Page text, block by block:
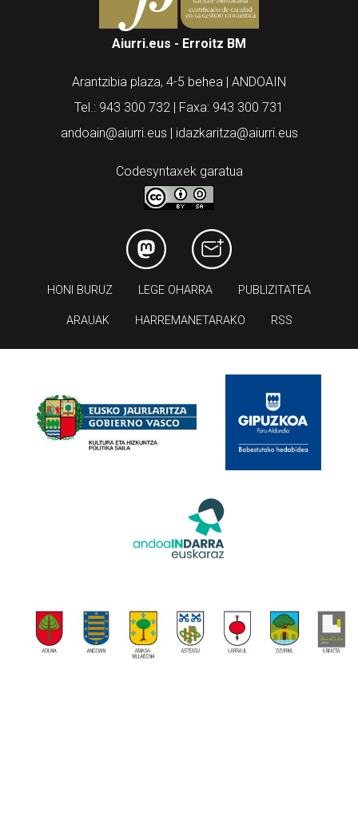
Aiurri.eus - Erroitz BM
Arantzibia plaza, 4-5 behea | ANDOAIN
Tel.: 943 300 732 | Faxa: 943 300 731
andoain@aiurri.eus | idazkaritza@aiurri.eus
Codesyntaxek garatua
LEGE OHARRA
ARAUAK HARREMANETARAKO RSS